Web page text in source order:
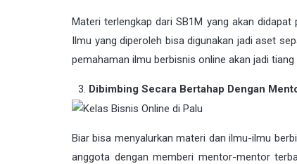
Materi terlengkap dari SB1M yang akan
Ilmu yang diperoleh bisa digunakan jadi aset
pemahaman ilmu berbisnis online akan jadi
Dibimbing Secara Bertahap Dengan
Biar bisa menyalurkan materi dan ilmu-ilmu
anggota dengan memberi mentor-mentor